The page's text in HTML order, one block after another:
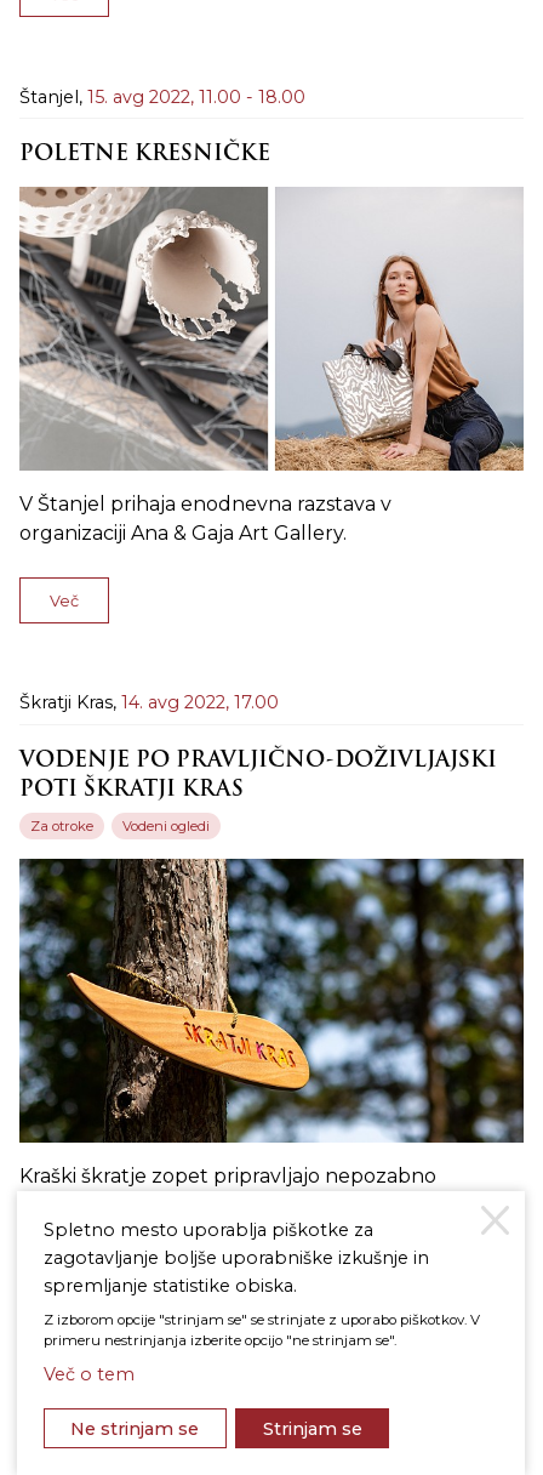
Filter
Štanjel, 15. avg 2022, 11.00 - 18.00
POLETNE KRESNIČKE
V Štanjel prihaja enodnevna razstava v
organizaciji Ana & Gaja Art Gallery.
Več
Škratji Kras, 14. avg 2022, 17.00
VODENJE PO PRAVLJIČNO-DOŽIVLJAJSKI
POTI ŠKRATJI KRAS
Za otroke Vodeni ogledi
Kraški škratje zopet pripravljajo nepozabno
Več
13. - 14. avg 2022
VODEN OGLED ŠTANJELA OB 50.
Spletno mesto uporablja piškotke za
zagotavljanje boljše uporabniške izkušnje in
spremljanje statistike obiska.
Z izborom opcije "strinjam se" se strinjate z uporabo piškotkov. V
primeru nestrinjanja izberite opcijo "ne strinjam se".
Več o tem
Ne strinjam se Strinjam se